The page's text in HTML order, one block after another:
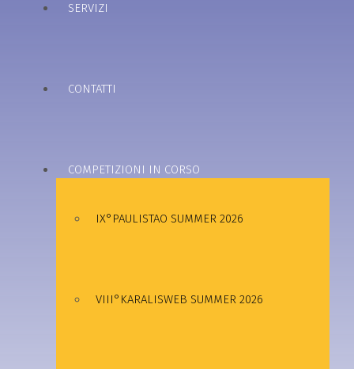
SERVIZI
CONTATTI
COMPETIZIONI IN CORSO
IX°PAULISTAO SUMMER 2026
VIII°KARALISWEB SUMMER 2026